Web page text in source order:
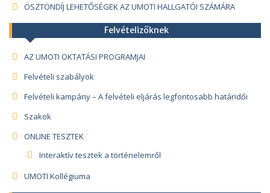
ÖSZTÖNDÍJ LEHETŐSÉGEK AZ UMOTI HALLGATÓI SZÁMÁRA
Felvételizőknek
AZ UMOTI OKTATÁSI PROGRAMJAI
Felvételi szabályok
Felvételi kampány – A felvételi eljárás legfontosabb határidői
Szakok
ONLINE TESZTEK
Interaktív tesztek a történelemről
UMOTI Kollégiuma